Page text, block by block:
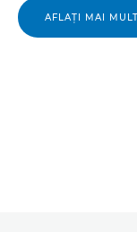
AFLAŢI MAI